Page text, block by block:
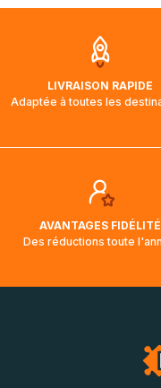
aura touché terre.
LIVRAISON RAPIDE
Adaptée à toutes les
AVANTAGES FIDÉLITÉ
Des réductions toute